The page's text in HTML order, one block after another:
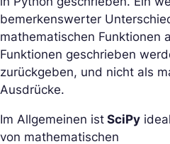
bemerkenswerter
mathematischen Funktionen
Funktionen geschrieben
zurückgeben, und nicht als
Ausdrücke.
Im Allgemeinen ist SciPy
von mathematischen